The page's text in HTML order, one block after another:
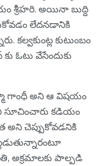
శ్రీ‌హ‌రి. అయినా బుద్ది
లేదనడానికి
కల్వకుంట్ల కుటుంబం
ఓటు వేసేందుకు
గాంధీ అని ఆ విష‌యం
సూచించారు క‌డియం
అని చెప్పుకోవడనికి
అక్రమాలకు పాల్పడి